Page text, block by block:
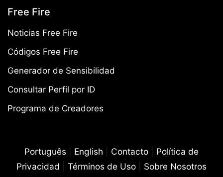
Free Fire
Noticias Free Fire
Códigos Free Fire
Generador de Sensibilidad
Consultar Perfil por ID
Programa de Creadores
Português English Contacto
Política de
Privacidad
Términos de Uso Sobre Nosotros